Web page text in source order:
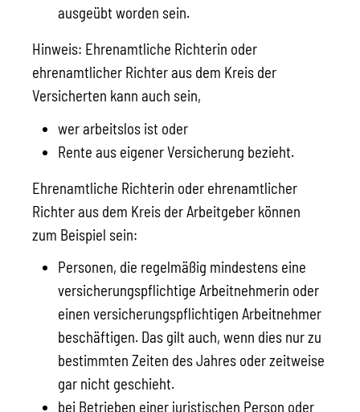
ausgeübt worden sein.
Hinweis: Ehrenamtliche Richterin oder
ehrenamtlicher Richter aus dem Kreis der
Versicherten kann auch sein,
wer arbeitslos ist oder
Rente aus eigener Versicherung bezieht.
Ehrenamtliche Richterin oder ehrenamtlicher
Richter aus dem Kreis der Arbeitgeber können
zum Beispiel sein:
Personen, die regelmäßig mindestens eine
versicherungspflichtige Arbeitnehmerin oder
einen versicherungspflichtigen Arbeitnehmer
beschäftigen. Das gilt auch, wenn dies nur zu
bestimmten Zeiten des Jahres oder zeitweise
gar nicht geschieht.
bei Betrieben einer juristischen Person oder